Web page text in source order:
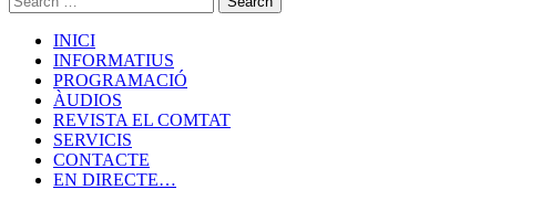
INICI
INFORMATIUS
PROGRAMACIÓ
ÀUDIOS
REVISTA EL COMTAT
SERVICIS
CONTACTE
EN DIRECTE…